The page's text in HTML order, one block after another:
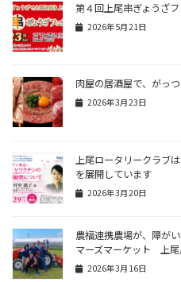
第４回上尾串ぎょうざ
2026年5月21日
肉屋の居酒屋で、がっ
2026年3月23日
上尾ロータリークラブ
を展開しています
2026年3月20日
農福連携農場が、障が
マーズマーケット 上尾
2026年3月16日